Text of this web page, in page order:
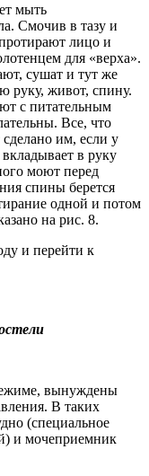
мыть
Смочив в тазу и
лицо и
для «верха».
сушат и тут же
руку, живот, спину.
с питательным
Все, что
им, если у
в руку
моют перед
спины берется
одной и потом
на рис. 8.
и перейти к
вынуждены
В таких
(специальное
и мочеприемник